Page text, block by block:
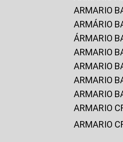
ARMARIO
ARMÁRIO
ÁRMARIO
ARMARIO
ARMARIO
ARMARIO
ARMARIO
ARMARIO
ARMARIO